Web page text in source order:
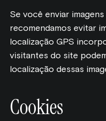
Se você enviar
recomendamos evitar
localização GPS
visitantes do site
localização dessas
Cookies